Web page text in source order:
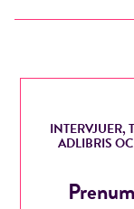
INTERVJUER,
ADLIBRIS